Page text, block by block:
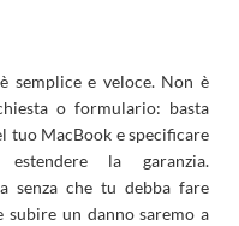
semplice e veloce. Non è
o formulario: basta
tuo MacBook e specificare
la garanzia.
senza che tu debba fare
subire un danno saremo a